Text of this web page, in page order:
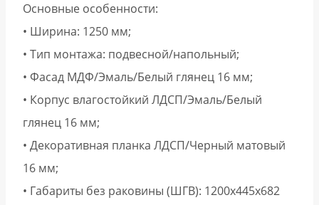
Основные особенности:
• Ширина: 1250 мм;
• Тип монтажа: подвесной/напольный;
• Фасад МДФ/Эмаль/Белый глянец 16 мм;
• Корпус влагостойкий ЛДСП/Эмаль/Белый
глянец 16 мм;
• Декоративная планка ЛДСП/Черный матовый
16 мм;
• Габариты без раковины (ШГВ): 1200х445х682